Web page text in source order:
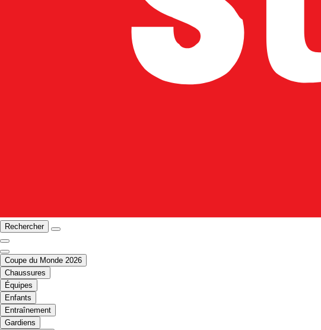
Rechercher
Coupe du Monde 2026
Chaussures
Équipes
Enfants
Entraînement
Gardiens